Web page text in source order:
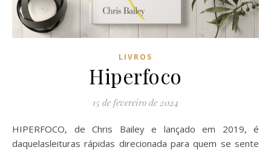
LIVROS
Hiperfoco
15 de fevereiro de 2024
HIPERFOCO, de Chris Bailey e lançado em 2019, é
daquelasleituras rápidas direcionada para quem se sente